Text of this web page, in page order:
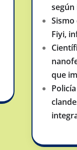
Fiyi,
que